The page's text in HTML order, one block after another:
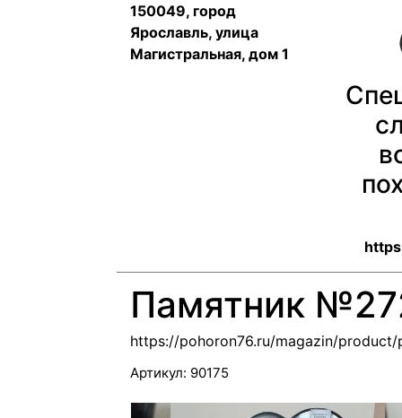
150049, город
Ярославль, улица
Магистральная, дом 1
Памятник
https://pohoron76.ru/magazin/
Артикул: 90175